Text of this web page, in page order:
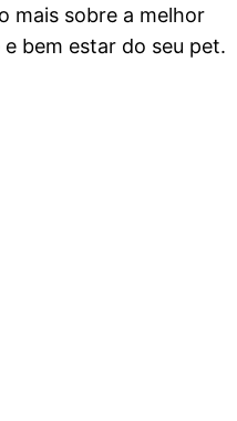
mais sobre a melhor
bem estar do seu pet.